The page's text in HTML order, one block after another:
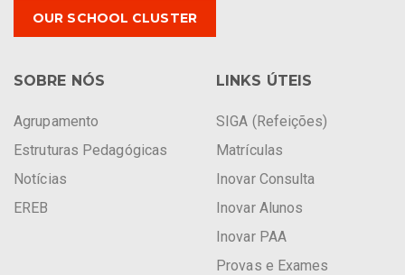
OUR SCHOOL CLUSTER
SOBRE NÓS
Agrupamento
Estruturas Pedagógicas
Notícias
EREB
LINKS ÚTEIS
SIGA (Refeições)
Matrículas
Inovar Consulta
Inovar Alunos
Inovar PAA
Provas e Exames